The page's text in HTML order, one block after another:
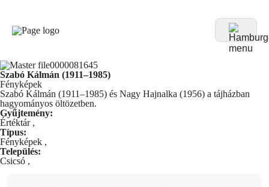
Szabó Kálmán (1911–1985)
Fényképek
Szabó Kálmán (1911–1985) és Nagy Hajnalka (1956) a tájházban
hagyományos öltözetben.
Gyűjtemény:
Értéktár ,
Típus:
Fényképek ,
Település:
Csicsó ,